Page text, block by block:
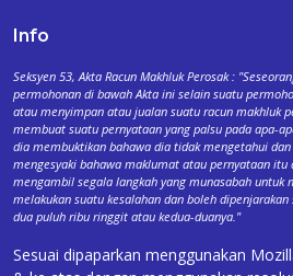
Info
Seksyen 53, Akta Racun Makhluk Perosak :
permohonan di bawah Akta ini selain suatu
atau menyimpan atau jualan suatu racun makhluk
membuat suatu pernyataan yang palsu pada apa-
dia membuktikan bahawa dia tidak mengetahui
mengesyaki bahawa maklumat atau pernyataan
mengambil segala langkah yang munasabah untuk
melakukan suatu kesalahan dan boleh
dua puluh ribu ringgit atau kedua-duanya."
Sesuai dipaparkan menggunakan